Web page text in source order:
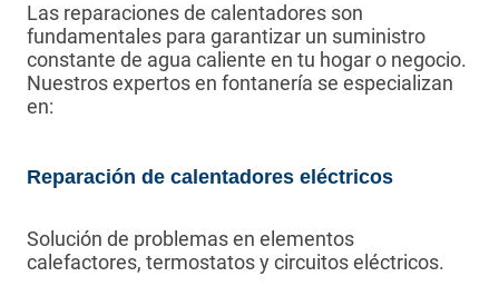
Las reparaciones de calentadores son
fundamentales para garantizar un suministro
constante de agua caliente en tu hogar o negocio.
Nuestros expertos en fontanería se especializan
en:
Reparación de calentadores eléctricos
Solución de problemas en elementos
calefactores, termostatos y circuitos eléctricos.